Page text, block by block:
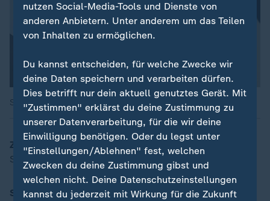
Silke Sollfrank beim Training.
ZDFheute:Ist Parkour gefährlicher als andere
Sportarten?
Sollfrank: Das ist bei vielen Sportarten, vor allem
nutzen Social-Media-Tools und Dienste von
anderen Anbietern. Unter anderem um das Teilen
von Inhalten zu ermöglichen.
Du kannst entscheiden, für welche Zwecke wir
deine Daten speichern und verarbeiten dürfen.
Dies betrifft nur dein aktuell genutztes Gerät. Mit
"Zustimmen" erklärst du deine Zustimmung zu
unserer Datenverarbeitung, für die wir deine
Einwilligung benötigen. Oder du legst unter
"Einstellungen/Ablehnen" fest, welchen
Zwecken du deine Zustimmung gibst und
welchen nicht. Deine Datenschutzeinstellungen
kannst du jederzeit mit Wirkung für die Zukunft